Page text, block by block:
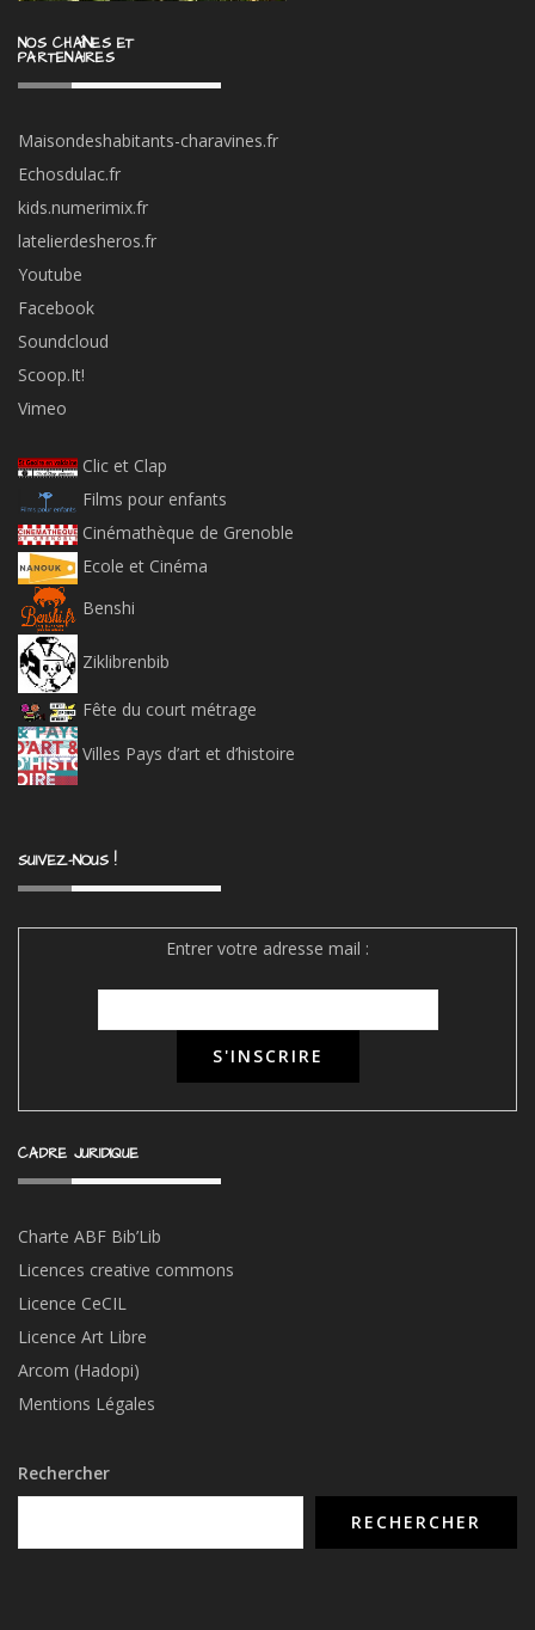
NOS CHAÎNES ET
PARTENAIRES
Maisondeshabitants-charavines.fr
Echosdulac.fr
kids.numerimix.fr
latelierdesheros.fr
Youtube
Facebook
Soundcloud
Scoop.It!
Vimeo
Clic et Clap
Films pour enfants
Cinémathèque de Grenoble
Ecole et Cinéma
Benshi
Ziklibrenbib
Fête du court métrage
Villes Pays d’art et d’histoire
SUIVEZ-NOUS !
Entrer votre adresse mail :
CADRE JURIDIQUE
Charte ABF Bib’Lib
Licences creative commons
Licence CeCIL
Licence Art Libre
Arcom (Hadopi)
Mentions Légales
Rechercher
RECHERCHER